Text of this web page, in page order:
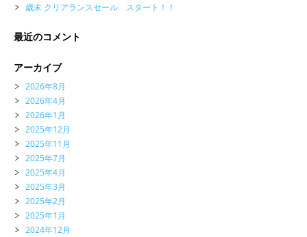
歳末 クリアランスセール スタート！！
最近のコメント
アーカイブ
2026年8月
2026年4月
2026年1月
2025年12月
2025年11月
2025年7月
2025年4月
2025年3月
2025年2月
2025年1月
2024年12月